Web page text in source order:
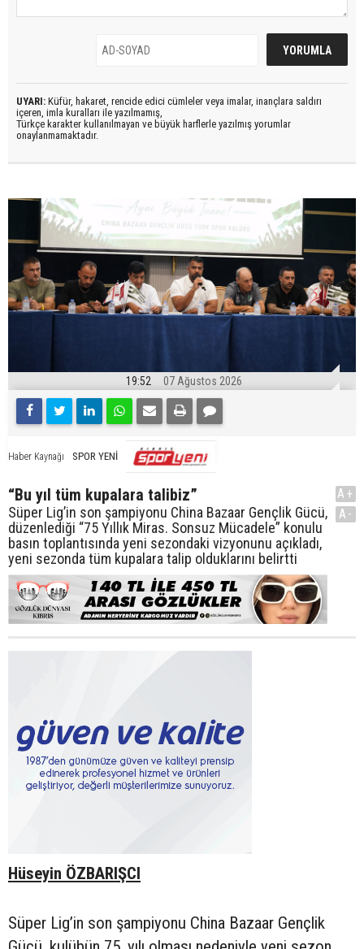
UYARI: Küfür, hakaret, rencide edici cümleler veya imalar, inançlara saldırı
içeren, imla kuralları ile yazılmamış,
Türkçe karakter kullanılmayan ve büyük harflerle yazılmış yorumlar
onaylanmamaktadır.
19:52 07 Ağustos 2026
Haber Kaynağı SPOR YENİ
“Bu yıl tüm kupalara talibiz”
Süper Lig’in son şampiyonu China Bazaar Gençlik Gücü,
düzenlediği “75 Yıllık Miras. Sonsuz Mücadele” konulu
basın toplantısında yeni sezondaki vizyonunu açıkladı,
yeni sezonda tüm kupalara talip olduklarını belirtti
A+
A-
Hüseyin ÖZBARIŞCI
Süper Lig’in son şampiyonu China Bazaar Gençlik